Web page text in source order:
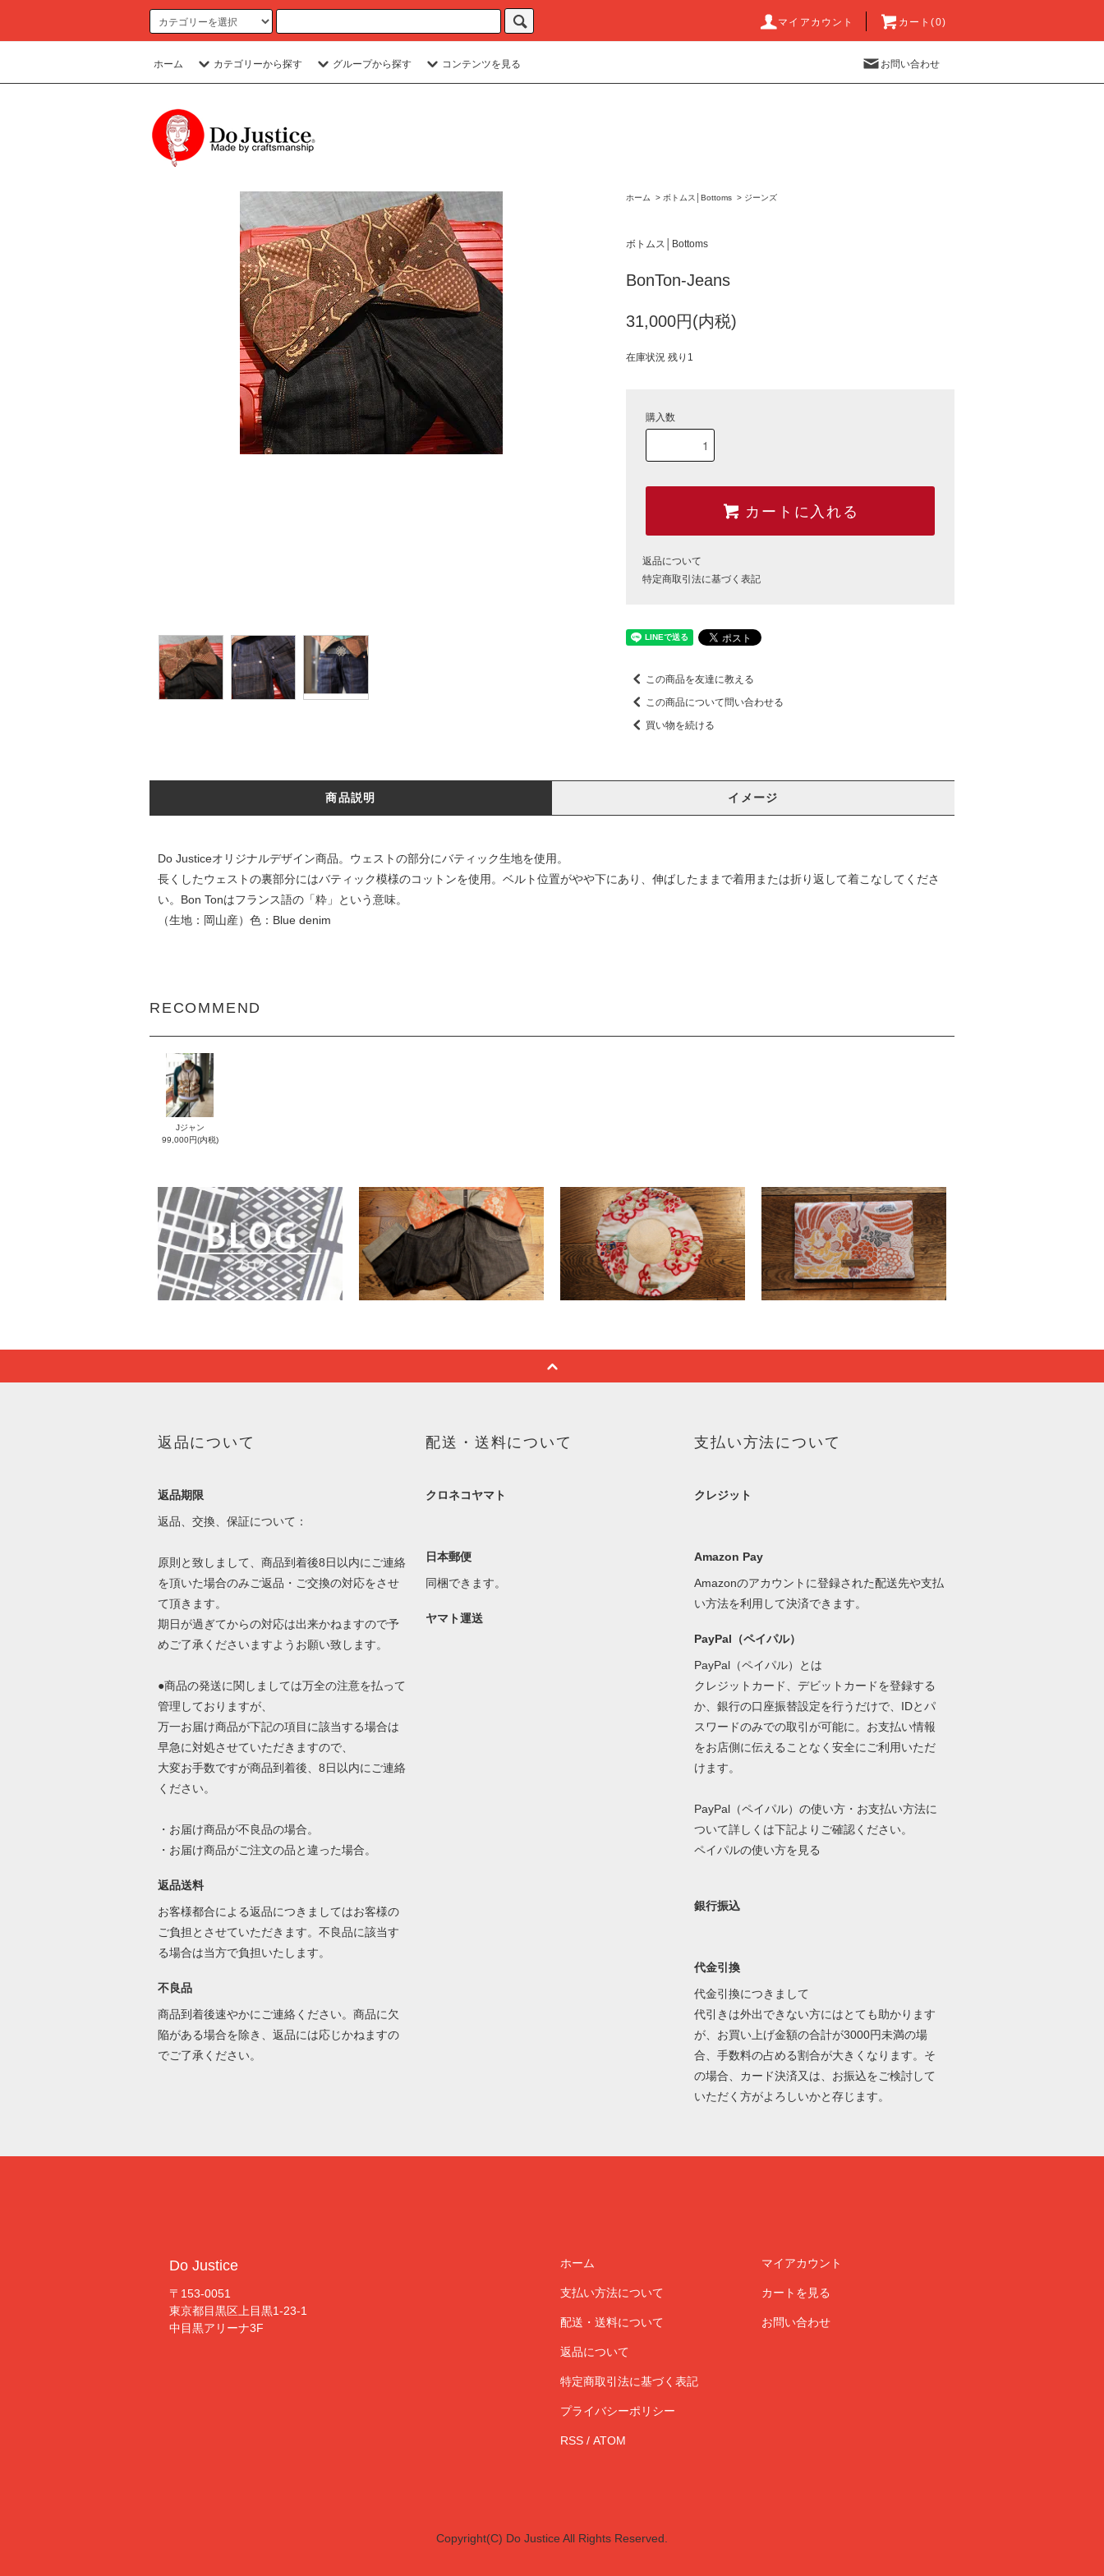
マイアカウント カート(0)
ホーム カテゴリーから探す グループから探す コンテンツを見る お問い合わせ
ホーム > ボトムス│Bottoms > ジーンズ
ボトムス│Bottoms
BonTon-Jeans
31,000円(内税)
在庫状況 残り1
購入数
カートに入れる
返品について
特定商取引法に基づく表記
この商品を友達に教える
この商品について問い合わせる
買い物を続ける
商品説明 イメージ
Do Justiceオリジナルデザイン商品。ウェストの部分にバティック生地を使用。
長くしたウェストの裏部分にはバティック模様のコットンを使用。ベルト位置がやや下にあり、伸ばしたままで着用または折り返して着こなしてくださ
い。Bon Tonはフランス語の「粋」という意味。
（生地：岡山産）色：Blue denim
RECOMMEND
Jジャン
99,000円(内税)
返品について
返品期限
返品、交換、保証について：
原則と致しまして、商品到着後8日以内にご連絡
を頂いた場合のみご返品・ご交換の対応をさせ
て頂きます。
期日が過ぎてからの対応は出来かねますので予
めご了承くださいますようお願い致します。
●商品の発送に関しましては万全の注意を払って
管理しておりますが、
万一お届け商品が下記の項目に該当する場合は
早急に対処させていただきますので、
大変お手数ですが商品到着後、8日以内にご連絡
ください。
・お届け商品が不良品の場合。
・お届け商品がご注文の品と違った場合。
返品送料
お客様都合による返品につきましてはお客様の
ご負担とさせていただきます。不良品に該当す
る場合は当方で負担いたします。
不良品
商品到着後速やかにご連絡ください。商品に欠
陥がある場合を除き、返品には応じかねますの
でご了承ください。
配送・送料について
クロネコヤマト
日本郵便
同梱できます。
ヤマト運送
支払い方法について
クレジット
Amazon Pay
Amazonのアカウントに登録された配送先や支払
い方法を利用して決済できます。
PayPal（ペイパル）
PayPal（ペイパル）とは
クレジットカード、デビットカードを登録する
か、銀行の口座振替設定を行うだけで、IDとパ
スワードのみでの取引が可能に。お支払い情報
をお店側に伝えることなく安全にご利用いただ
けます。
PayPal（ペイパル）の使い方・お支払い方法に
ついて詳しくは下記よりご確認ください。
ペイパルの使い方を見る
銀行振込
代金引換
代金引換につきまして
代引きは外出できない方にはとても助かります
が、お買い上げ金額の合計が3000円未満の場
合、手数料の占める割合が大きくなります。そ
の場合、カード決済又は、お振込をご検討して
いただく方がよろしいかと存じます。
Do Justice
〒153-0051
東京都目黒区上目黒1-23-1
中目黒アリーナ3F
ホーム
支払い方法について
配送・送料について
返品について
特定商取引法に基づく表記
プライバシーポリシー
RSS/ ATOM
マイアカウント
カートを見る
お問い合わせ
Copyright(C) Do Justice All Rights Reserved.